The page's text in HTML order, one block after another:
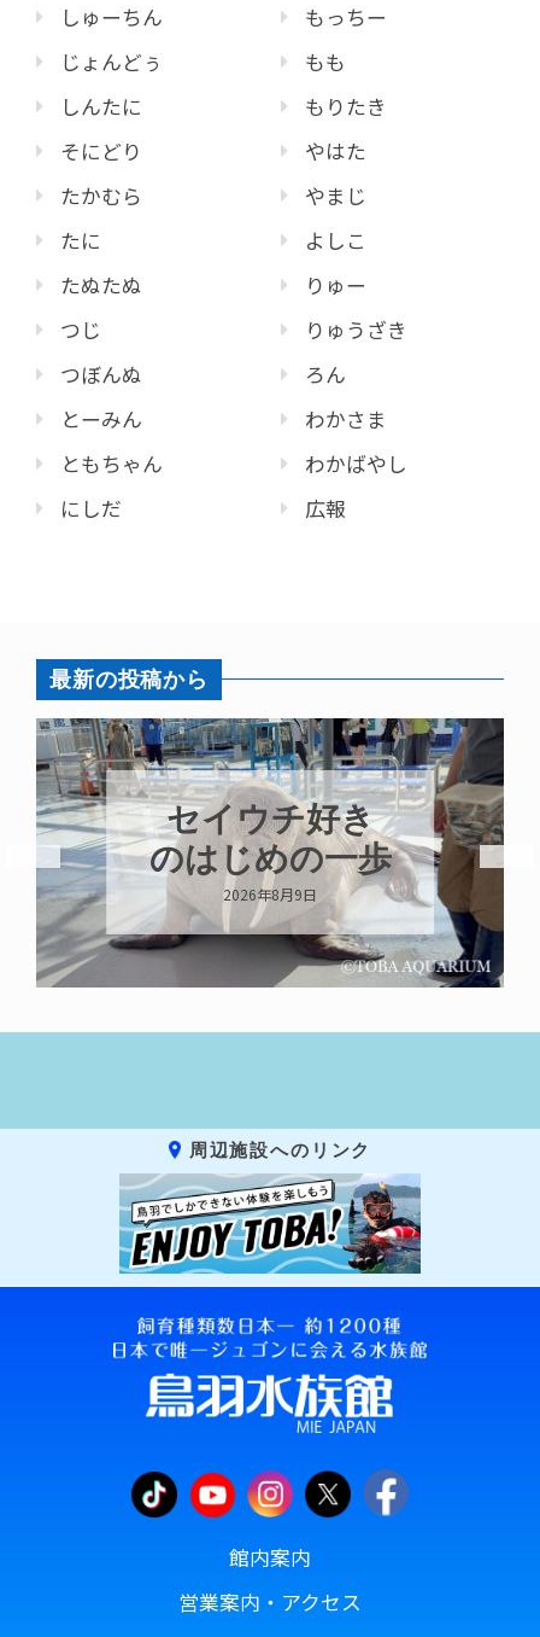
しゅーちん
じょんどぅ
しんたに
そにどり
たかむら
たに
たぬたぬ
つじ
つぼんぬ
とーみん
ともちゃん
にしだ
もっちー
もも
もりたき
やはた
やまじ
よしこ
りゅー
りゅうざき
ろん
わかさま
わかばやし
広報
最新の投稿から
８月はカガミモ
チウニ推し
2026年8月8日
周辺施設へのリンク
館内案内
営業案内・アクセス